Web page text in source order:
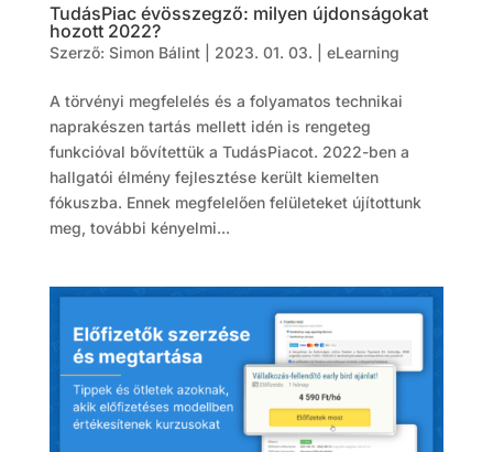
TudásPiac évösszegző: milyen újdonságokat
hozott 2022?
Szerző: Simon Bálint| 2023. 01. 03. eLearning
A törvényi megfelelés és a folyamatos technikai
naprakészen tartás mellett idén is rengeteg
funkcióval bővítettük a TudásPiacot. 2022-ben a
hallgatói élmény fejlesztése került kiemelten
fókuszba. Ennek megfelelően felületeket újítottunk
meg, további kényelmi...